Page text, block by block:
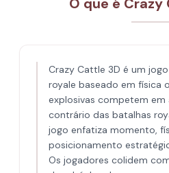
Crazy Cattle 3D é um
royale baseado em física
explosivas competem em
contrário das batalhas
jogo enfatiza momento,
posicionamento
Os jogadores colidem